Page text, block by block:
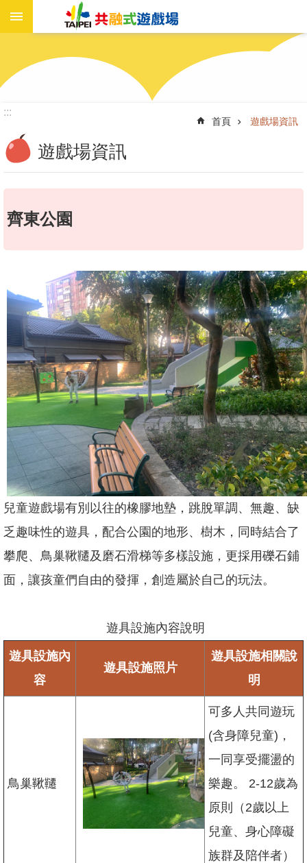
尋
遊
戲
場
資
訊
新
聞
作
坊/
說
明
會
何
謂
融」
規
劃
中
的
遊
戲
場
首
站
導
臺
臺
北
:::
首頁 遊戲場資訊
遊戲場資訊
齊東公園
兒童遊戲場有別以往的橡膠地墊，跳脫單調、無趣、缺
乏趣味性的遊具，配合公園的地形、樹木，同時結合了
攀爬、鳥巢鞦韆及磨石滑梯等多樣設施，更採用礫石鋪
面，讓孩童們自由的發揮，創造屬於自己的玩法。
遊具設施內容說明
遊具設施內
容
遊具設施照片
遊具設施相關說
明
鳥巢鞦韆
可多人共同遊玩
(含身障兒童)，
一同享受擺盪的
樂趣。 2-12歲為
原則（2歲以上
兒童、身心障礙
族群及陪伴者）